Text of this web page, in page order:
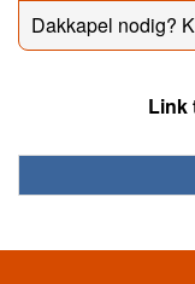
Dakkapel nodig?
Link